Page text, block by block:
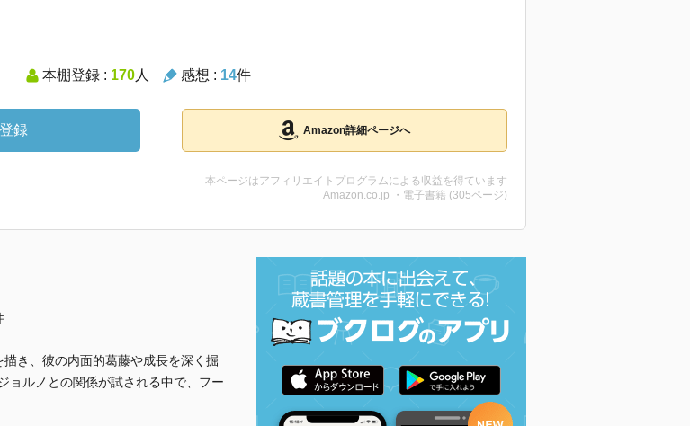
本棚登録 : 170人 感想 : 14件
録 Amazon詳細ページへ
本ページはアフィリエイトプログラムによる収益を得ています
Amazon.co.jp ・電子書籍 (305ページ)
き、彼の内面的葛藤や成長を深く掘
ョルノとの関係が試される中で、フー